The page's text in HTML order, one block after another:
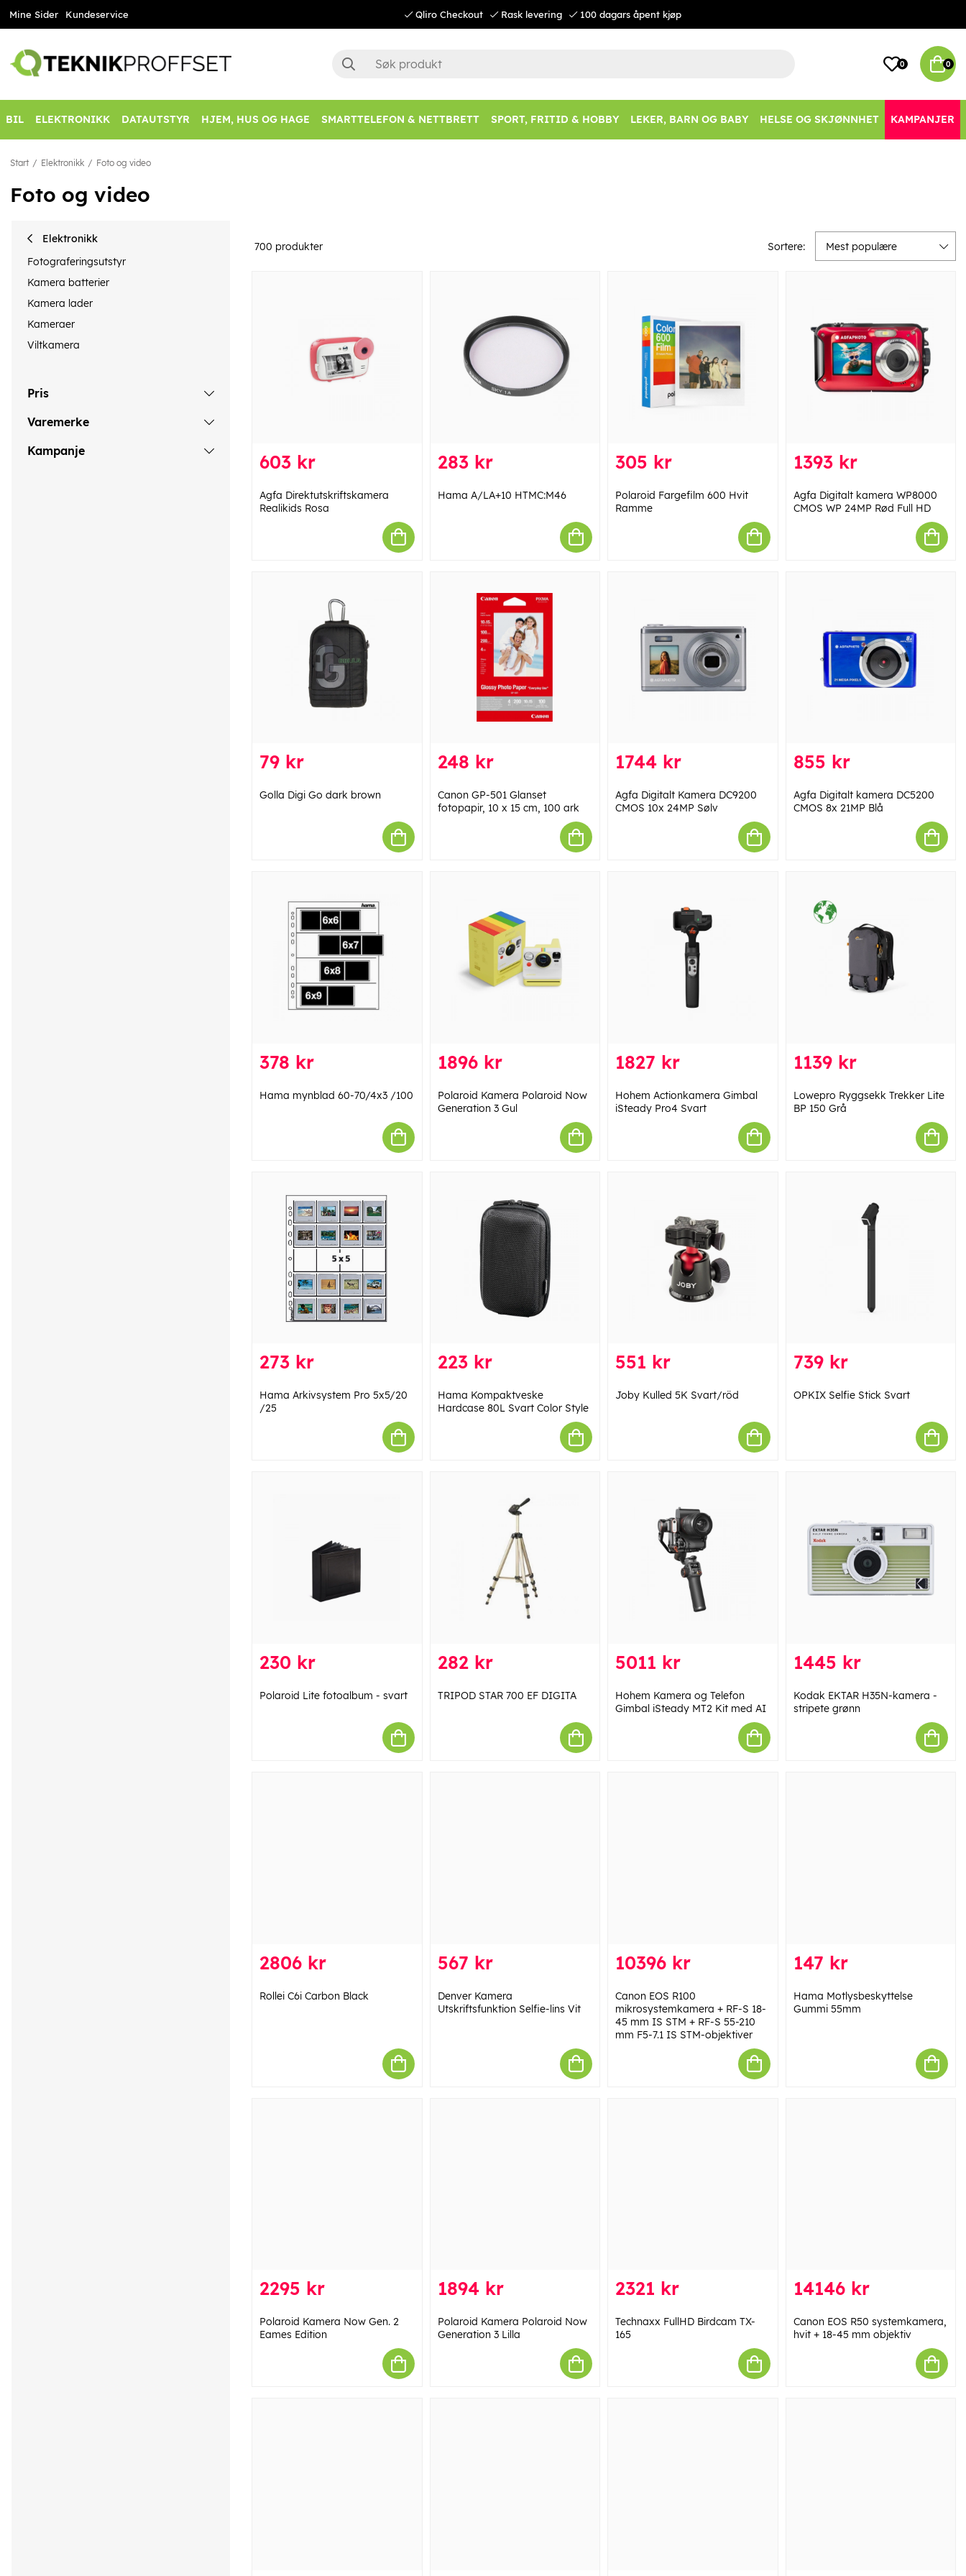
Mine Sider Kundeservice Qliro Checkout Rask levering 100 dagars åpent kjøp
0 0
BIL ELEKTRONIKK DATAUTSTYR HJEM, HUS OG HAGE SMARTTELEFON & NETTBRETT SPORT, FRITID & HOBBY LEKER, BARN OG BABY HELSE OG SKJØNNHET KAMPANJER
Start Elektronikk Foto og video
Foto og video
Elektronikk
Fotograferingsutstyr
Kamera batterier
Kamera lader
Kameraer
Viltkamera
Pris
Varemerke
Kampanje
700 produkter Sortere: Mest populære
603 kr
Agfa Direktutskriftskamera
Realikids Rosa
283 kr
Hama A/LA+10 HTMC:M46
305 kr
Polaroid Fargefilm 600 Hvit
Ramme
1393 kr
Agfa Digitalt kamera WP8000
CMOS WP 24MP Rød Full HD
79 kr
Golla Digi Go dark brown
248 kr
Canon GP-501 Glanset
fotopapir, 10 x 15 cm, 100 ark
1744 kr
Agfa Digitalt Kamera DC9200
CMOS 10x 24MP Sølv
855 kr
Agfa Digitalt kamera DC5200
CMOS 8x 21MP Blå
378 kr
Hama mynblad 60-70/4x3 /100
1896 kr
Polaroid Kamera Polaroid Now
Generation 3 Gul
1827 kr
Hohem Actionkamera Gimbal
iSteady Pro4 Svart
1139 kr
Lowepro Ryggsekk Trekker Lite
BP 150 Grå
273 kr
Hama Arkivsystem Pro 5x5/20
/25
223 kr
Hama Kompaktveske
Hardcase 80L Svart Color Style
551 kr
Joby Kulled 5K Svart/röd
739 kr
OPKIX Selfie Stick Svart
230 kr
Polaroid Lite fotoalbum - svart
282 kr
TRIPOD STAR 700 EF DIGITA
5011 kr
Hohem Kamera og Telefon
Gimbal iSteady MT2 Kit med AI
1445 kr
Kodak EKTAR H35N-kamera -
stripete grønn
2806 kr
Rollei C6i Carbon Black
567 kr
Denver Kamera
Utskriftsfunktion Selfie-lins Vit
10396 kr
Canon EOS R100
mikrosystemkamera + RF-S 18-
45 mm IS STM + RF-S 55-210
mm F5-7.1 IS STM-objektiver
147 kr
Hama Motlysbeskyttelse
Gummi 55mm
2295 kr
Polaroid Kamera Now Gen. 2
Eames Edition
1894 kr
Polaroid Kamera Polaroid Now
Generation 3 Lilla
2321 kr
Technaxx FullHD Birdcam TX-
165
14146 kr
Canon EOS R50 systemkamera,
hvit + 18-45 mm objektiv